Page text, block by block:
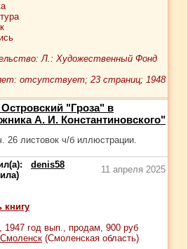
Л.: Художественный Фонд
отсутствует; 23 страниц; 1948
"Гроза" в
А. И. Константиновского"
26 листовок ч/б иллюстрации.
denis58
11 апреля 2025
книгу
, 1947 год вып., продам, 900 руб
Смоленск (Смоленская область)